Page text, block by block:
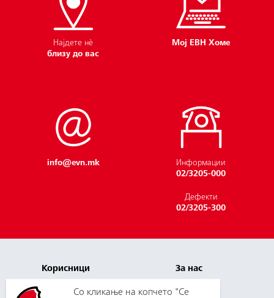
Волонтерска акција за
позелена иднина во
Најдете нѐ
близу до вас
Мој ЕВН Хоме
info@evn.mk
Информации
02/3205-000
Дефекти
02/3205-300
Корисници
Плаќање и цени
За нас
Кариера
Со кликање на копчето "Се